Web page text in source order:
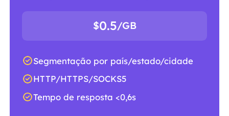
$0.5/GB
Segmentação por país/estado/cidade
HTTP/HTTPS/SOCKS5
Tempo de resposta <0,6s